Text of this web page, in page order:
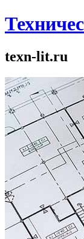
texn-lit.ru